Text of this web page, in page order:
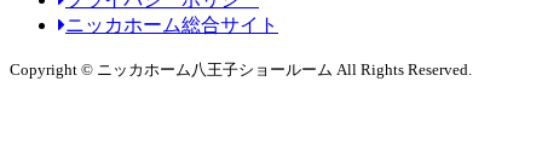
ニッカホーム総合サイト
Copyright © ニッカホーム八王子ショールーム All Rights Reserved.